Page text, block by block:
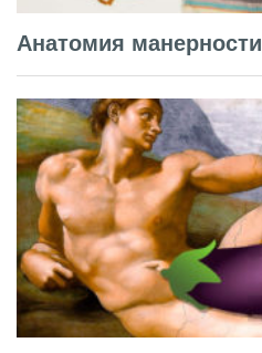
Анатомия манерности